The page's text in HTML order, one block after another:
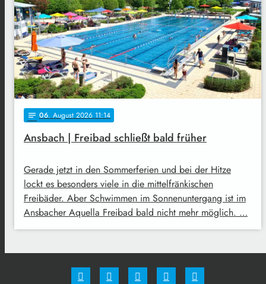
notes 06. August 2026 11:14
Ansbach | Freibad schließt bald früher
Gerade jetzt in den Sommerferien und bei der Hitze
lockt es besonders viele in die mittelfränkischen
Freibäder. Aber Schwimmen im Sonnenuntergang ist im
Ansbacher Aquella Freibad bald nicht mehr möglich. …